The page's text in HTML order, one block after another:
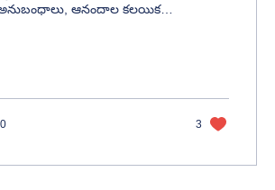
ఆనందాల కలయిక
0 3